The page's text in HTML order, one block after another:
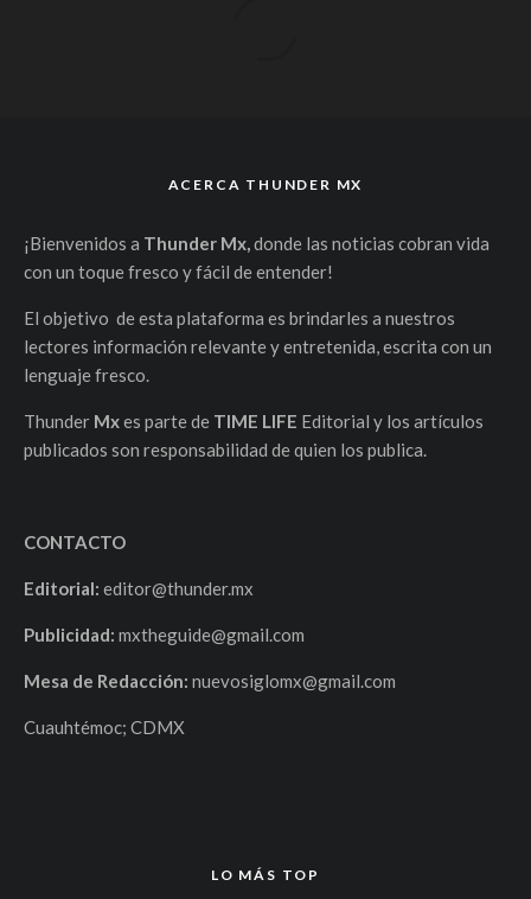
ACERCA THUNDER MX
¡Bienvenidos a Thunder Mx,donde las noticias cobran vida
con un toque fresco y fácil de entender!
El objetivo de esta plataforma es brindarles a nuestros
lectores información relevante y entretenida, escrita con un
lenguaje fresco.
Thunder Mxes parte de TIME LIFE Editorial y los artículos
publicados son responsabilidad de quien los publica.
CONTACTO
Editorial: editor@thunder.mx
Publicidad: mxtheguide@gmail.com
Mesa de Redacción: nuevosiglomx@gmail.com
Cuauhtémoc; CDMX
LO MÁS TOP